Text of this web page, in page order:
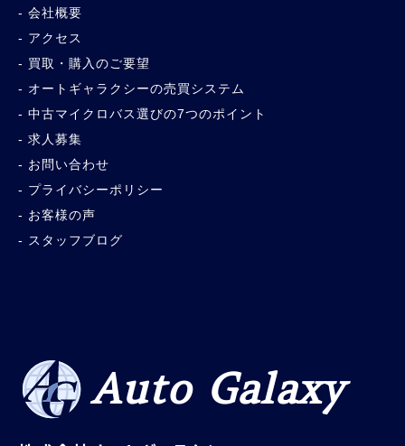
会社概要
アクセス
買取・購入のご要望
オートギャラクシーの売買システム
中古マイクロバス選びの7つのポイント
求人募集
お問い合わせ
プライバシーポリシー
お客様の声
スタッフブログ
Auto Galaxy